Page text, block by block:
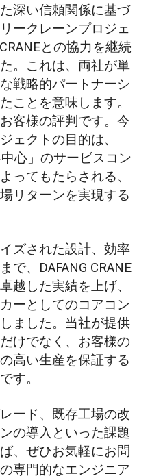
深い信頼関係に基づ
ークレーンプロジェ
との協力を継続
。これは、両社が単
戦略的パートナーシ
ことを意味します。
客様の評判です。今
ェクトの目的は、
中心」のサービスコン
ってもたらされる、
リターンを実現する
ズされた設計、効率
で、DAFANG CRANE
越した実績を上げ、
ーとしてのコアコン
ました。当社が提供
けでなく、お客様の
高い生産を保証する
す。
ード、既存工場の改
の導入といった課題
、ぜひお気軽にお問
専門的なエンジニア